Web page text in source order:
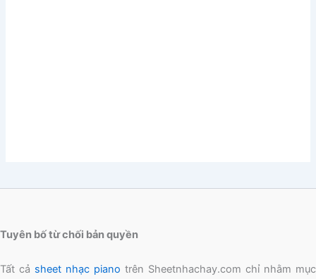
Tuyên bố từ chối bản quyền
Tất cả sheet nhạc piano trên Sheetnhachay.com chỉ nhằm mục